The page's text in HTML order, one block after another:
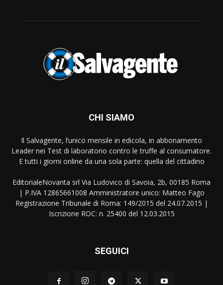
CHI SIAMO
Il Salvagente, l’unico mensile in edicola, in abbonamento
Leader nei Test di laboratorio contro le truffe al consumatore.
E tutti i giorni online da una sola parte: quella del cittadino
EditorialeNovanta srl Via Ludovico di Savoia, 2b, 00185 Roma
| P.IVA 12865661008 Amministratore unico: Matteo Fago
Registrazione Tribunale di Roma: 149/2015 del 24.07.2015 |
Iscrizione ROC: n. 25400 del 12.03.2015
SEGUICI